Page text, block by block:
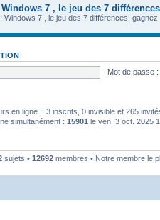
7 , le jeu des 7 différences
Windows 7 , le jeu des 7 différences,
Mot de passe :
en ligne :: 3 inscrits, 0 invisible et 265
simultanément : 15901 le ven. 3 oct. 2025
sujets • 12692 membres • Notre membre le